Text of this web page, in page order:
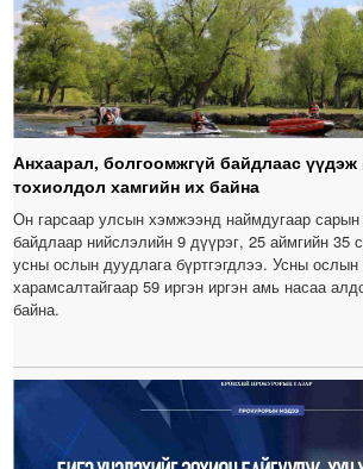
Анхаарал, болгоомжгүй байдлаас үүдэж
тохиолдол хамгийн их байна
Он гарсаар улсын хэмжээнд наймдугаар
байдлаар нийслэлийн 9 дүүрэг, 25 аймгийн 35
усны ослын дуудлага бүртгэгдлээ. Усны
харамсалтайгаар 59 иргэн иргэн амь насаа
байна.